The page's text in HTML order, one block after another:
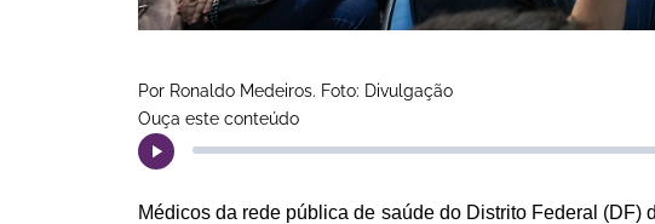
Por Ronaldo Medeiros. Foto: Divulgação
Ouça este conteúdo
Médicos da rede pública de saúde do Distrito Federal (DF)